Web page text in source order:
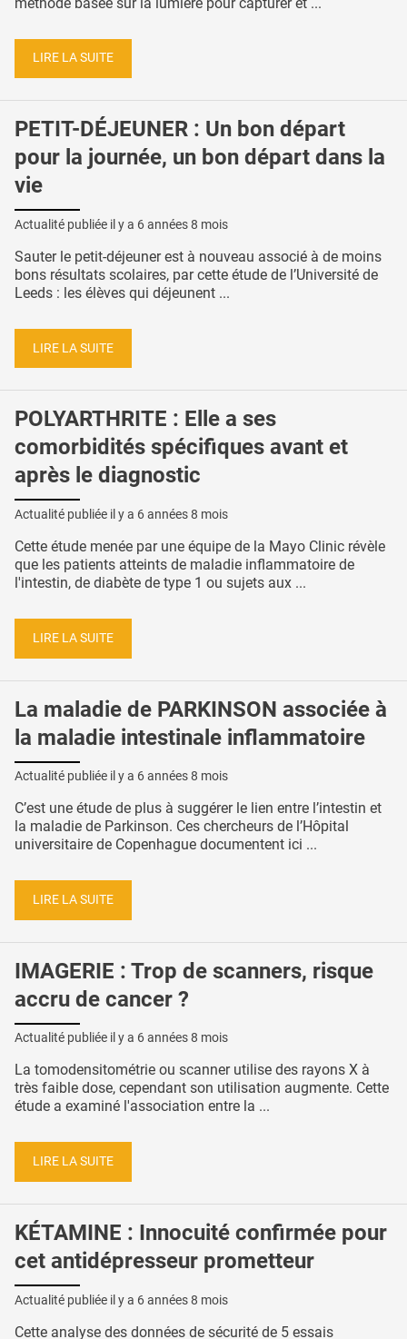
LIRE LA SUITE
PETIT-DÉJEUNER : Un bon départ
pour la journée, un bon départ dans la
vie
Actualité publiée il y a 6 années 8 mois
Sauter le petit-déjeuner est à nouveau associé à de moins
bons résultats scolaires, par cette étude de l’Université de
Leeds : les élèves qui déjeunent ...
LIRE LA SUITE
POLYARTHRITE : Elle a ses
comorbidités spécifiques avant et
après le diagnostic
Actualité publiée il y a 6 années 8 mois
Cette étude menée par une équipe de la Mayo Clinic révèle
que les patients atteints de maladie inflammatoire de
l'intestin, de diabète de type 1 ou sujets aux ...
LIRE LA SUITE
La maladie de PARKINSON associée à
la maladie intestinale inflammatoire
Actualité publiée il y a 6 années 8 mois
C’est une étude de plus à suggérer le lien entre l’intestin et
la maladie de Parkinson. Ces chercheurs de l’Hôpital
universitaire de Copenhague documentent ici ...
LIRE LA SUITE
IMAGERIE : Trop de scanners, risque
accru de cancer ?
Actualité publiée il y a 6 années 8 mois
La tomodensitométrie ou scanner utilise des rayons X à
très faible dose, cependant son utilisation augmente. Cette
étude a examiné l'association entre la ...
LIRE LA SUITE
KÉTAMINE : Innocuité confirmée pour
cet antidépresseur prometteur
Actualité publiée il y a 6 années 8 mois
Cette analyse des données de sécurité de 5 essais